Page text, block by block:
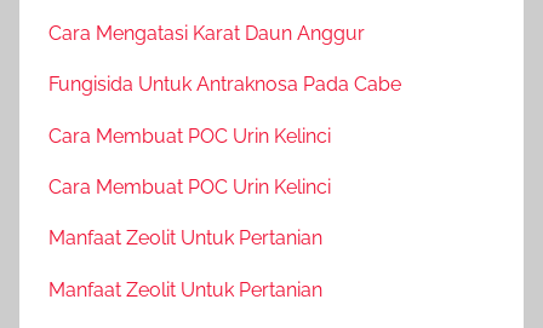
Cara Mengatasi Karat Daun Anggur
Fungisida Untuk Antraknosa Pada Cabe
Cara Membuat POC Urin Kelinci
Cara Membuat POC Urin Kelinci
Manfaat Zeolit Untuk Pertanian
Manfaat Zeolit Untuk Pertanian